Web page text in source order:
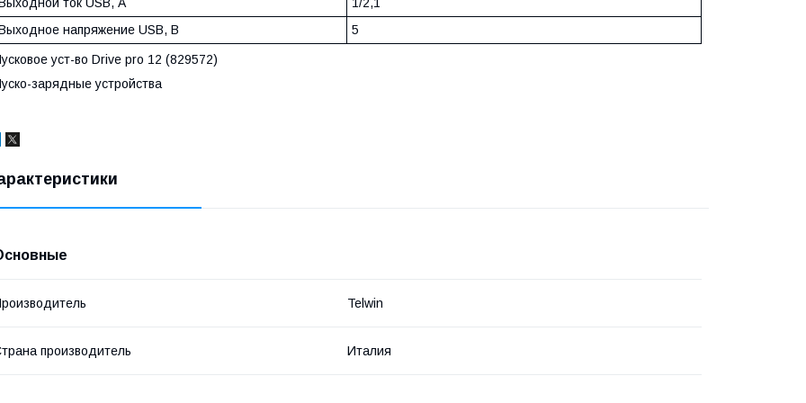
ток USB, А
1/2,1
напряжение USB, В
5
уст-во Drive pro 12 (829572)
зарядные устройства
Telwin
производитель Италия